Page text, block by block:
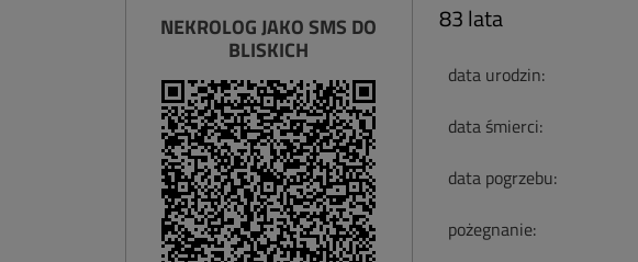
NEKROLOG JAKO SMS DO
BLISKICH
83 lata
data urodzin:
data śmierci:
data pogrzebu:
pożegnanie: